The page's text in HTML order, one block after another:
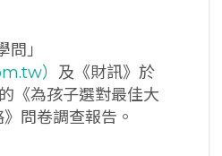
」
） 及《財訊》於
《為孩子選對最佳大
問卷調查報告。